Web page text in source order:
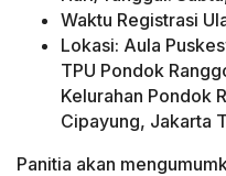
Waktu Registrasi
Lokasi: Aula
TPU Pondok
Kelurahan Pondok
Cipayung, Jakarta
Panitia akan